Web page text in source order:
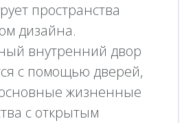
пространства
дизайна.
внутренний двор
с помощью дверей,
жизненные
с открытым